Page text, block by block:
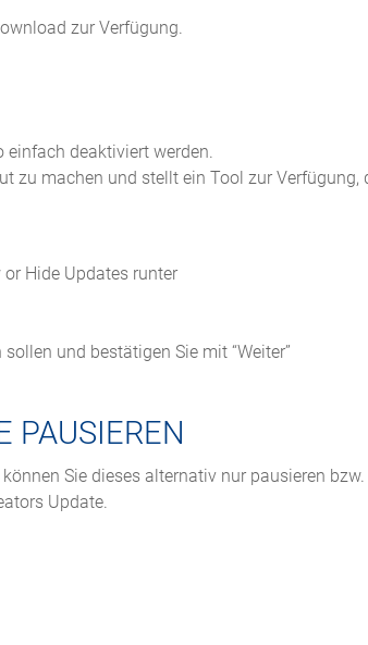
zur Verfügung.
einfach deaktiviert werden.
zu machen und stellt ein Tool zur
Hide Updates runter
und bestätigen Sie mit “Weiter”
PAUSIEREN
Sie dieses alternativ nur pausieren
Update.